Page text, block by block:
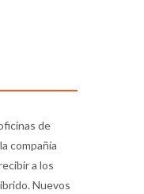
de
compañía
a los
Nuevos